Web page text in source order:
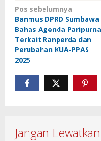
Navigasi
pos
Pos sebelumnya
Banmus DPRD Sumbawa
Bahas Agenda Paripurna
Terkait Ranperda dan
Perubahan KUA-PPAS
2025
Jangan Lewatkan